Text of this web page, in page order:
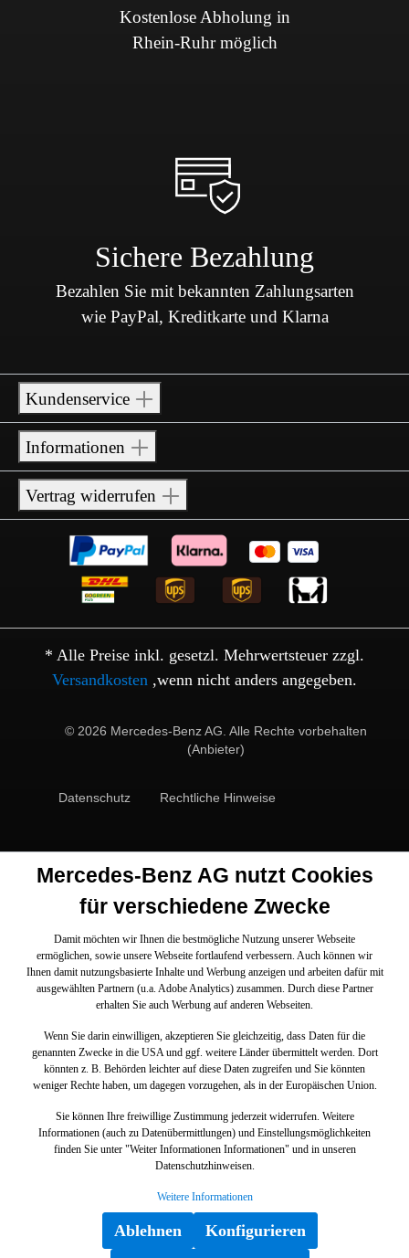
Kostenlose Abholung in
Rhein-Ruhr möglich
Sichere Bezahlung
Bezahlen Sie mit bekannten Zahlungsarten
wie PayPal, Kreditkarte und Klarna
Kundenservice
Informationen
Vertrag widerrufen
* Alle Preise inkl. gesetzl. Mehrwertsteuer zzgl.
Versandkosten ,wenn nicht anders angegeben.
© 2026 Mercedes-Benz AG. Alle Rechte vorbehalten
(Anbieter)
Datenschutz Rechtliche Hinweise
Mercedes-Benz AG nutzt Cookies
für verschiedene Zwecke
Damit möchten wir Ihnen die bestmögliche Nutzung unserer Webseite
ermöglichen, sowie unsere Webseite fortlaufend verbessern. Auch können wir
Ihnen damit nutzungsbasierte Inhalte und Werbung anzeigen und arbeiten dafür mit
ausgewählten Partnern (u.a. Adobe Analytics) zusammen. Durch diese Partner
erhalten Sie auch Werbung auf anderen Webseiten.
Wenn Sie darin einwilligen, akzeptieren Sie gleichzeitig, dass Daten für die
genannten Zwecke in die USA und ggf. weitere Länder übermittelt werden. Dort
könnten z. B. Behörden leichter auf diese Daten zugreifen und Sie könnten
weniger Rechte haben, um dagegen vorzugehen, als in der Europäischen Union.
Sie können Ihre freiwillige Zustimmung jederzeit widerrufen. Weitere
Informationen (auch zu Datenübermittlungen) und Einstellungsmöglichkeiten
finden Sie unter "Weiter Informationen Informationen" und in unseren
Datenschutzhinweisen.
Weitere Informationen
Ablehnen Konfigurieren